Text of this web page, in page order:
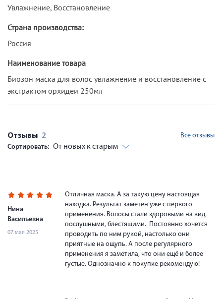
Увлажнение, Восстановление
Страна производства:
Россия
Наименование товара
Биозон маска для волос увлажнение и восстановление с
экстрактом орхидеи 250мл
Отзывы 2
Все отзывы
Сортировать: От новых к старым
Нина
Васильевна
07 мая 2025
Отличная маска. А за такую цену настоящая
находка. Результат заметен уже с первого
применения. Волосы стали здоровыми на вид,
послушными, блестящими. Постоянно хочется
проводить по ним рукой, настолько они
приятные на ощупь. А после регулярного
применения я заметила, что они ещё и более
густые. Однозначно к покупке рекомендую!